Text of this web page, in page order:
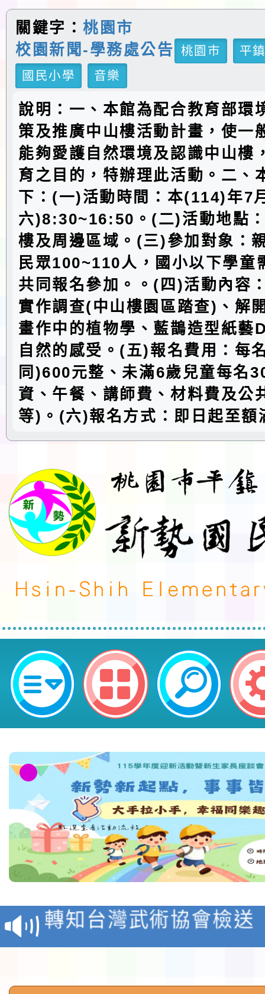
關鍵字：桃園市
校園新聞-學務處公告
桃園市
平
國民小學
音樂
說明：一、本館為配合教育部環
策及推廣中山樓活動計畫，使一
能夠愛護自然環境及認識中山樓
育之目的，特辦理此活動。二、
下：(一)活動時間：本(114)年7
六)8:30~16:50。(二)活動地點
樓及周邊區域。(三)參加對象：
民眾100~110人，國小以下學童
共同報名參加。。(四)活動內容
實作調查(中山樓園區踏查)、解
畫作中的植物學、藍鵲造型紙藝
自然的感受。(五)報名費用：每
同)600元整、未滿6歲兒童每名
資、午餐、講師費、材料費及公
等)。(六)報名方式：即日起至額
轉知陽明山中山樓「2025國際生
華-人文．生態之旅」活動DM及簡
平鎮區新勢國民小學
116學年度國民中學各
生入學前鑑定事宜
轉知台灣武術協會檢送
月29日中正盃決賽暨國
「抗生素聰明用，防疫
淨零綠生活教案入校路